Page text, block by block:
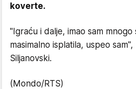
koverte.
"Igraću i dalje, imao sam
masimalno isplatila, uspeo
Siljanovski.
(Mondo/RTS)